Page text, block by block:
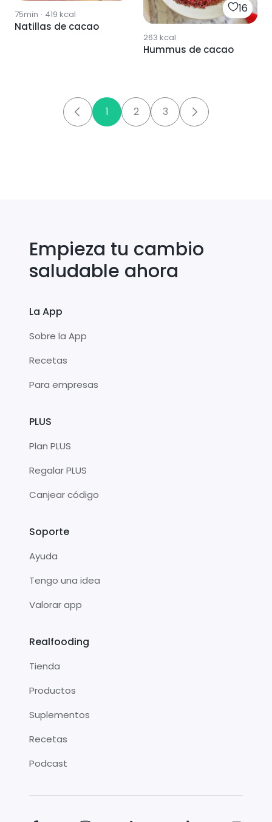
75min · 419 kcal
Natillas de cacao
16
263 kcal
Hummus de cacao
1 2 3
Empieza tu cambio
saludable ahora
La App
Sobre la App
Recetas
Para empresas
PLUS
Plan PLUS
Regalar PLUS
Canjear código
Soporte
Ayuda
Tengo una idea
Valorar app
Realfooding
Tienda
Productos
Suplementos
Recetas
Podcast